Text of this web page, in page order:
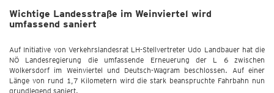
Wichtige Landesstraße im Weinviertel wird
umfassend saniert
Auf Initiative von Verkehrslandesrat LH-Stellvertreter Udo Landbauer hat die
NÖ Landesregierung die umfassende Erneuerung der L 6 zwischen
Wolkersdorf im Weinviertel und Deutsch-Wagram beschlossen. Auf einer
Länge von rund 1,7 Kilometern wird die stark beanspruchte Fahrbahn nun
grundlegend saniert.